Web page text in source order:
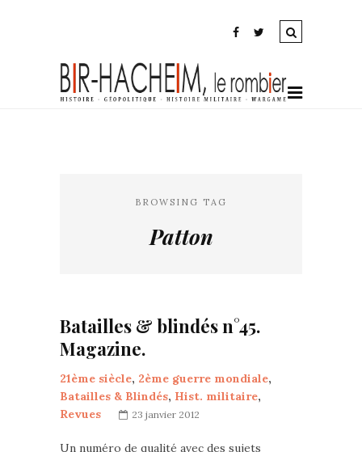
BROWSING TAG
Patton
Batailles & blindés n°45.
Magazine.
21ème siècle, 2ème guerre mondiale,
Batailles & Blindés, Hist. militaire,
Revues
23 janvier 2012
Un numéro de qualité avec des sujets